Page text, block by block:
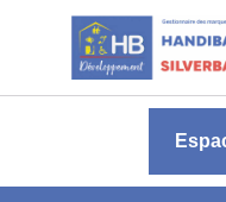
Panneau de gestion des